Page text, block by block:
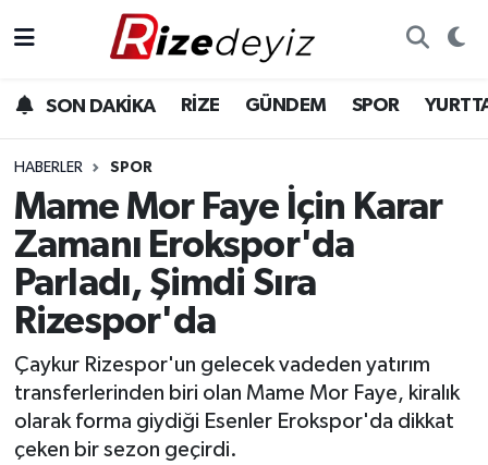
SON DAKİKA RİZE GÜNDEM SPOR
HABERLER SPOR
Mame Mor Faye İçin Karar
Zamanı Erokspor'da
Parladı, Şimdi Sıra
Rizespor'da
Çaykur Rizespor'un gelecek vadeden yatırım
transferlerinden biri olan Mame Mor Faye, kiralık
olarak forma giydiği Esenler Erokspor'da dikkat
çeken bir sezon geçirdi.
Gündem
Yurttan Haberler
Ekonomi
Teknoloji
Sağlık
Rize Hava Durumu
Rize Trafik Yoğunluk Haritası
Süper Lig Puan Durumu ve Fikstür
Tüm Manşetler
Son Dakika Haberleri
Haber Arşivi